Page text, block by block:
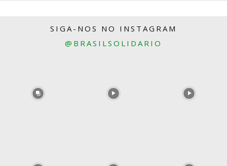
SIGA-NOS NO INSTAGRAM
@BRASILSOLIDARIO